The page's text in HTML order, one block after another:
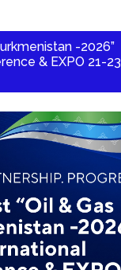
-2026”
& EXPO 21-23